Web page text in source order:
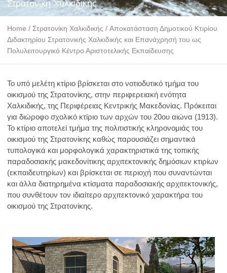
Στρατονίκη Χαλκιδικής
Home / Στρατονίκη Χαλκιδικής / Aποκατάσταση Δημοτικού Κτιρίου
Διδακτηρίου Στρατoνικής Χαλκιδικής και Επανάχρησή του ως
Πολυλειτουργικό Κέντρο Αριστοτελικής Εκπαίδευσης
Το υπό μελέτη κτίριο βρίσκεται στο νοτιοδυτικό τμήμα του
οικισμού της Στρατονίκης, στην περιφερειακή ενότητα
Χαλκιδικής, της Περιφέρειας Κεντρικής Μακεδονίας. Πρόκειται
για διώροφο σχολικό κτίριο των αρχών του 20ου αιώνα (1913).
Το κτίριο αποτελεί τμήμα της πολιτιστικής κληρονομιάς του
οικισμού της Στρατονίκης καθώς παρουσιάζει σημαντικά
τυπολογικά και μορφολογικά χαρακτηριστικά της τοπικής
παραδοσιακής μακεδονίτικης αρχιτεκτονικής δημόσιων κτιρίων
(εκπαιδευτηρίων) και βρίσκεται σε περιοχή που συναντώνται
και άλλα διατηρημένα κτίσματα παραδοσιακής αρχιτεκτονικής,
που συνθέτουν τον ιδιαίτερο αρχιτεκτονικό χαρακτήρα του
οικισμού της Στρατονίκης.